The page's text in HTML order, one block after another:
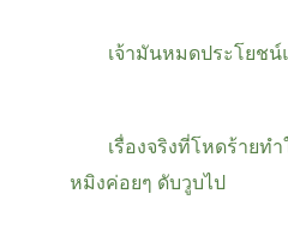
เจ้ามันหมดประโยชน์
เรื่องจริงที่โหดร้ายท
หมิงค่อยๆ ดับวูบไป